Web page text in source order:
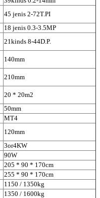
45 jenis 2-72T.PI
18 jenis 0.3-3.5MP
21kinds 8-44D.P.
140mm
210mm
20 * 20m2
50mm
MT4
120mm
3or4KW
90W
205 * 90 * 170cm
255 * 90 * 170cm
1150 / 1350kg
1350 / 1600kg